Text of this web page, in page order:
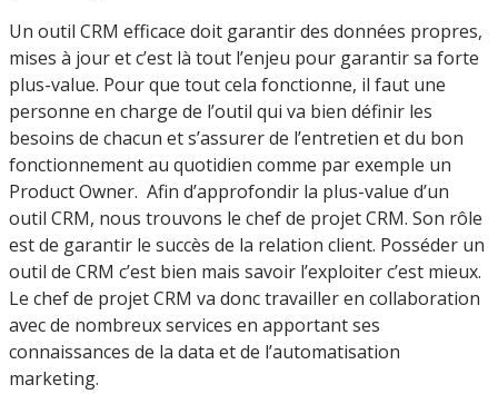
Un outil CRM efficace doit garantir des données propres,
mises à jour et c’est là tout l’enjeu pour garantir sa forte
plus-value. Pour que tout cela fonctionne, il faut une
personne en charge de l’outil qui va bien définir les
besoins de chacun et s’assurer de l’entretien et du bon
fonctionnement au quotidien comme par exemple un
Product Owner. Afin d’approfondir la plus-value d’un
outil CRM, nous trouvons le chef de projet CRM. Son rôle
est de garantir le succès de la relation client. Posséder un
outil de CRM c’est bien mais savoir l’exploiter c’est mieux.
Le chef de projet CRM va donc travailler en collaboration
avec de nombreux services en apportant ses
connaissances de la data et de l’automatisation
marketing.